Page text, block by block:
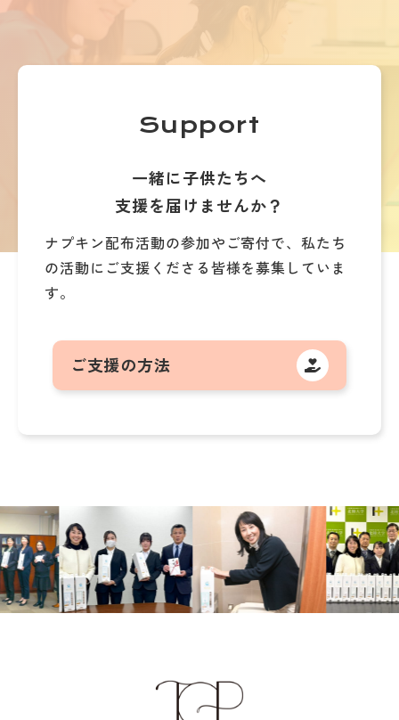
Support
一緒に子供たちへ
支援を届けませんか？
ナプキン配布活動の参加やご寄付で、私たち
の活動にご支援くださる皆様を募集していま
す。
ご支援の方法